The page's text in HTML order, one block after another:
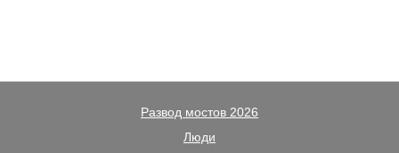
Развод мостов 2026
Люди